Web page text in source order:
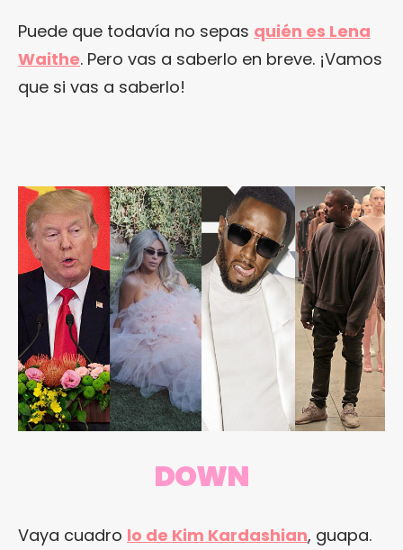
Puede que todavía no sepas quién es Lena
Waithe. Pero vas a saberlo en breve. ¡Vamos
que si vas a saberlo!
DOWN
Vaya cuadro lo de Kim Kardashian, guapa.